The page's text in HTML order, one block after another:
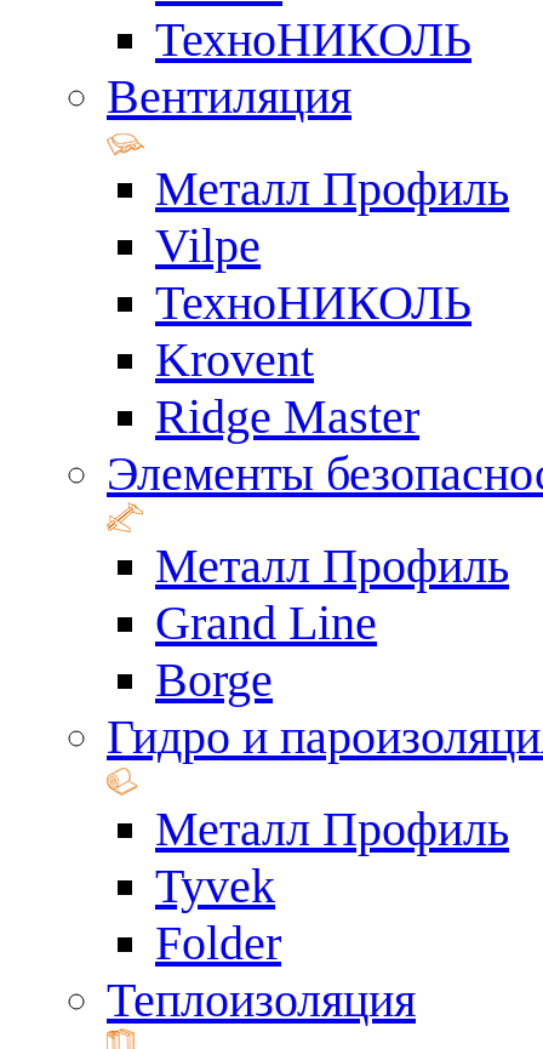
ТехноНИКОЛЬ
Вентиляция
Металл Профиль
Vilpe
ТехноНИКОЛЬ
Krovent
Ridge Master
Элементы
Металл Профиль
Grand Line
Borge
Гидро и
Металл Профиль
Tyvek
Folder
Теплоизоляция